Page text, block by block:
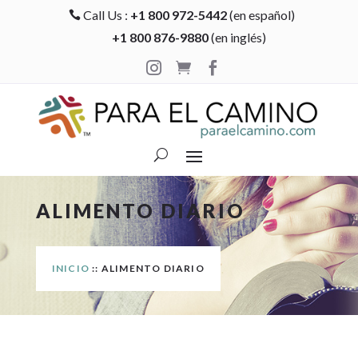
 Call Us : +1 800 972-5442(en español)
+1 800 876-9880(en inglés)

 
ALIMENTO DIARIO
INICIO :: ALIMENTO DIARIO